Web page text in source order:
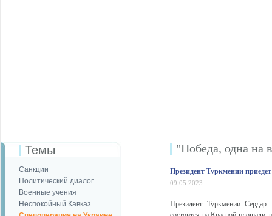
Темы
Санкции
Политический диалог
Военные учения
Неспокойный Кавказ
"Победа, одна на
Президент Туркмении
09.05.2023
Президент Туркмении